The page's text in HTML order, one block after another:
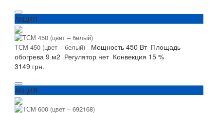
АКЦИЯ
ТСМ 450 (цвет – белый) Мощность 450 Вт Площадь
обогрева 9 м2 Регулятор нет Конвекция 15 %
3149 грн.
АКЦИЯ